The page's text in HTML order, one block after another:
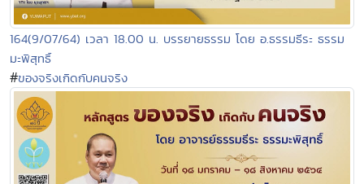
164(9/07/64) เวลา 18.00 น. บรรยายธรรม โดย อ.ธรรมธีระ ธรรม
มะพิสุทธิ์
#ของจริงเกิดกับคนจริง